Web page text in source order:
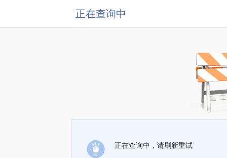
正在查询中
正在查询中，请刷新重试